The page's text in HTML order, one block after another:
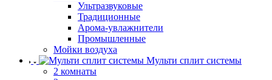
Ультразвуковые
Традиционные
Арома-увлажнители
Промышленные
Мойки воздуха
Мульти сплит системы
2 комнаты